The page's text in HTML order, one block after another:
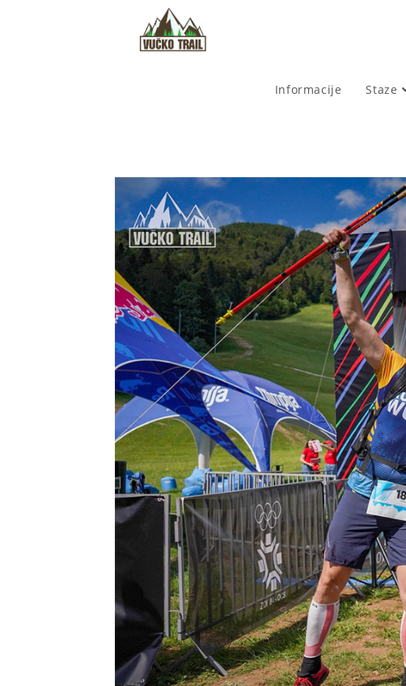
Informacije Staze